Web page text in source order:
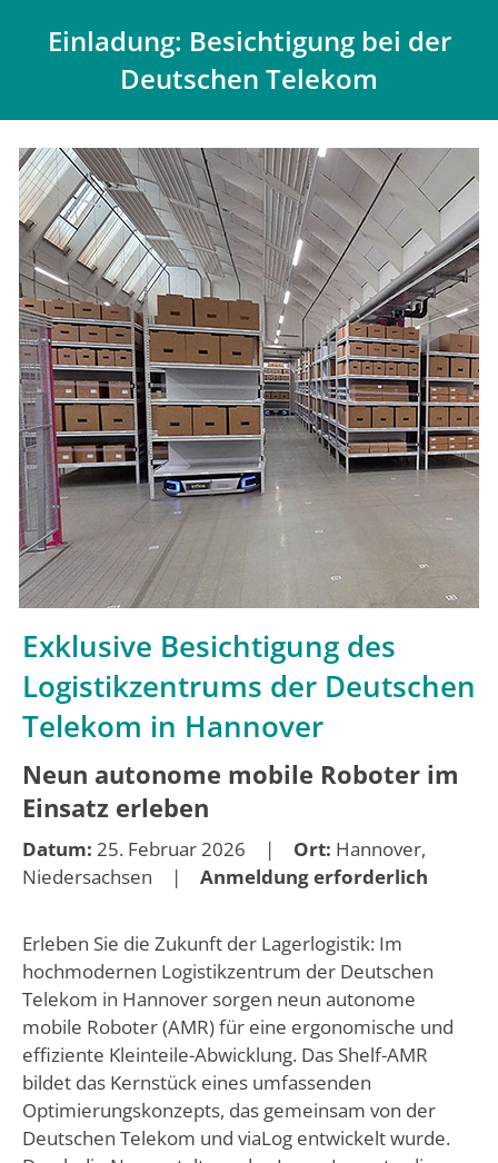
Einladung: Besichtigung bei der
Deutschen Telekom
Exklusive Besichtigung des
Logistikzentrums der Deutschen
Telekom in Hannover
Neun autonome mobile Roboter im
Einsatz erleben
Datum: 25. Februar 2026 | Ort: Hannover,
Niedersachsen | Anmeldung erforderlich
Erleben Sie die Zukunft der Lagerlogistik: Im
hochmodernen Logistikzentrum der Deutschen
Telekom in Hannover sorgen neun autonome
mobile Roboter (AMR) für eine ergonomische und
effiziente Kleinteile-Abwicklung. Das Shelf-AMR
bildet das Kernstück eines umfassenden
Optimierungskonzepts, das gemeinsam von der
Deutschen Telekom und viaLog entwickelt wurde.